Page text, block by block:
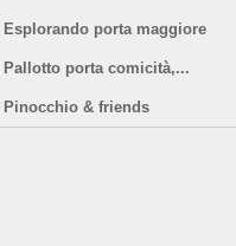
Esplorando porta maggiore
Pallotto porta comicità,...
Pinocchio & friends